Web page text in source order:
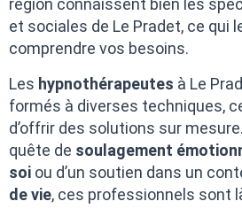
région connaissent bien les
et sociales de Le Pradet, ce qui
comprendre vos besoins.
Les hypnothérapeutes à Le
formés à diverses techniques,
d’offrir des solutions sur
quête de soulagement
soi ou d’un soutien dans un
de vie, ces professionnels sont